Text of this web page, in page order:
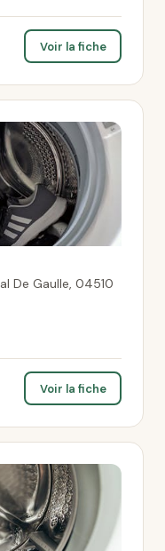
Voir la fiche
De Gaulle, 04510
Voir la fiche